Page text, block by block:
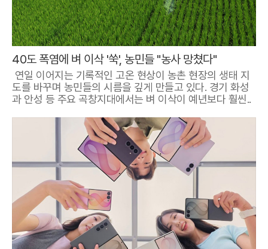
40도 폭염에 벼 이삭 '쑥', 농민들 "농사 망쳤다"
연일 이어지는 기록적인 고온 현상이 농촌 현장의 생태 지
도를 바꾸며 농민들의 시름을 깊게 만들고 있다. 경기 화성
과 안성 등 주요 곡창지대에서는 벼 이삭이 예년보다 훨씬..